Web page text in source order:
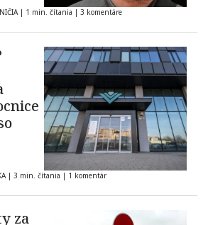
| 1 min. čítania | 3 komentáre
| 3 min. čítania | 1 komentár
za